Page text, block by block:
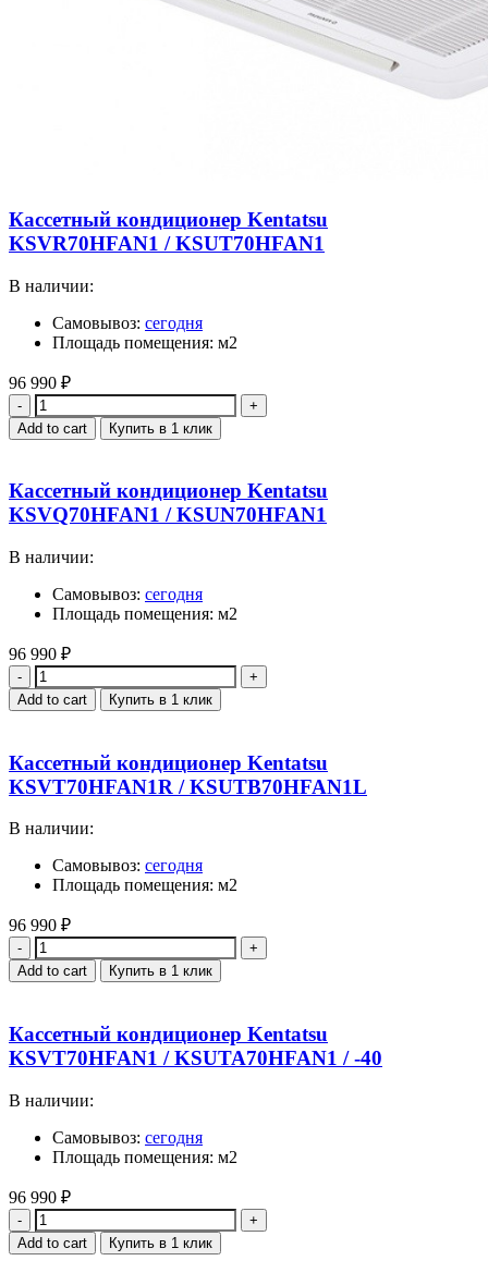
Кассетный кондиционер Kentatsu
KSVR70HFAN1 / KSUT70HFAN1
В наличии:
Самовывоз: сегодня
Площадь помещения: м2
96 990 ₽
Quantity
Add to cart Купить в 1 клик
Кассетный кондиционер Kentatsu
KSVQ70HFAN1 / KSUN70HFAN1
В наличии:
Самовывоз: сегодня
Площадь помещения: м2
96 990 ₽
Quantity
Add to cart Купить в 1 клик
Кассетный кондиционер Kentatsu
KSVT70HFAN1R / KSUTB70HFAN1L
В наличии:
Самовывоз: сегодня
Площадь помещения: м2
96 990 ₽
Quantity
Add to cart Купить в 1 клик
Кассетный кондиционер Kentatsu
KSVT70HFAN1 / KSUTA70HFAN1 / -40
В наличии:
Самовывоз: сегодня
Площадь помещения: м2
96 990 ₽
Quantity
Add to cart Купить в 1 клик